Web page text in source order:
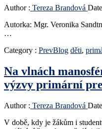
Author : Tereza Brandová
Autorka: Mgr. Veronika
…
Category : PrevBlog děti,
Na vlnách
výzvy primární
Author : Tereza Brandová
V době, kdy je žákům i